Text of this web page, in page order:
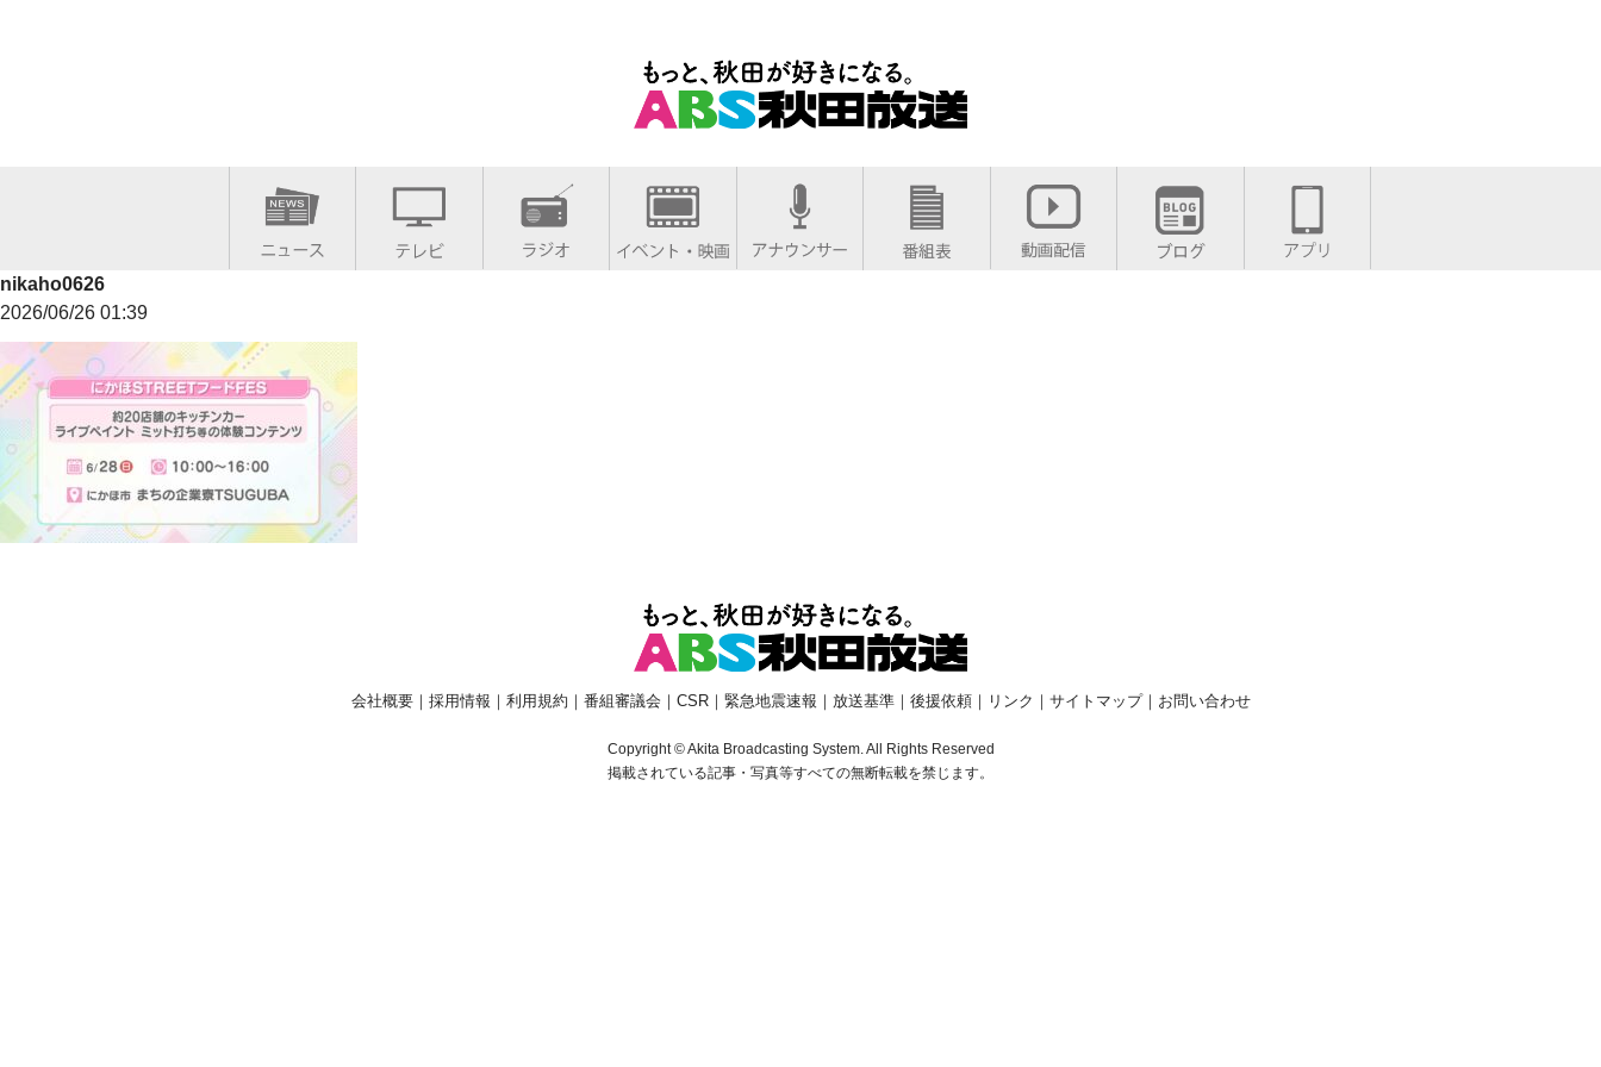
nikaho0626
2026/06/26 01:39
会社概要｜ 採用情報 ｜ 利用規約 ｜ 番組審議会 ｜ CSR｜ 緊急地震速報 ｜ 放送基準｜ 後援依頼｜ リンク ｜ サイトマップ｜ お問い合わせ
Copyright © Akita Broadcasting System. All Rights Reserved
掲載されている記事・写真等すべての無断転載を禁じます。